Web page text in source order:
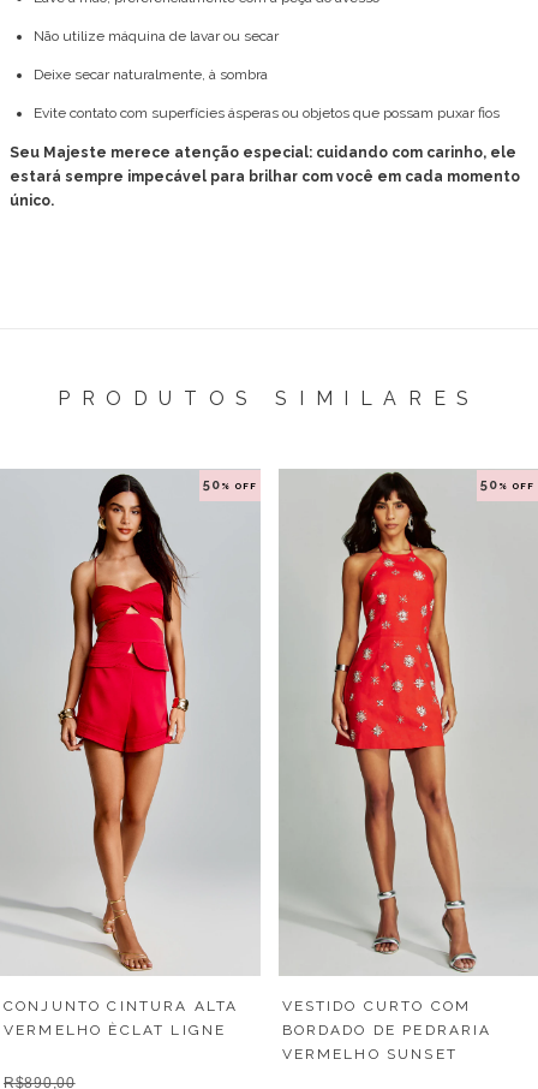
Não utilize máquina de lavar ou secar
Deixe secar naturalmente, à sombra
Evite contato com superfícies ásperas ou objetos que possam puxar fios
Seu Majeste merece atenção especial: cuidando com carinho, ele
estará sempre impecável para brilhar com você em cada momento
único.
PRODUTOS SIMILARES
50 % OFF
CONJUNTO CINTURA ALTA
VERMELHO ÈCLAT LIGNE
R$890,00
50 % OFF
VESTIDO CURTO COM
BORDADO DE PEDRARIA
VERMELHO SUNSET